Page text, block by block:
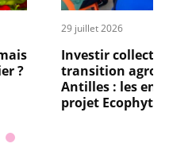
?
29 juillet 2026
Investir
transition
Antilles : les
projet Ecophyto